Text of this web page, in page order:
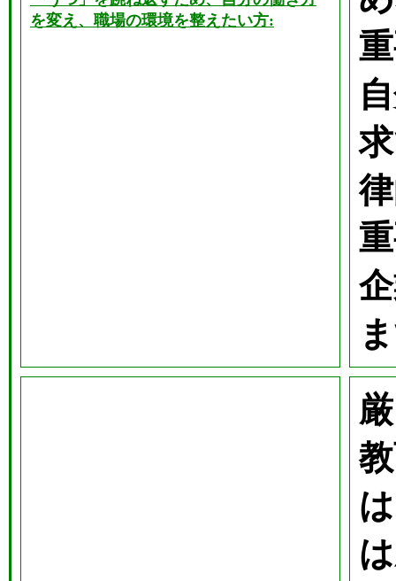
を変え、職場の環境を整えたい方: